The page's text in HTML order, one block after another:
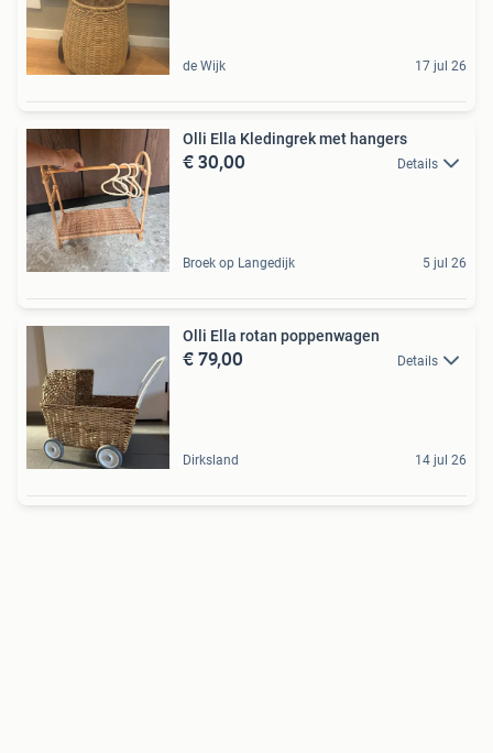
de Wijk 17 jul 26
Olli Ella Kledingrek met hangers
€ 30,00 Details
Broek op Langedijk 5 jul 26
Olli Ella rotan poppenwagen
€ 79,00 Details
Dirksland 14 jul 26